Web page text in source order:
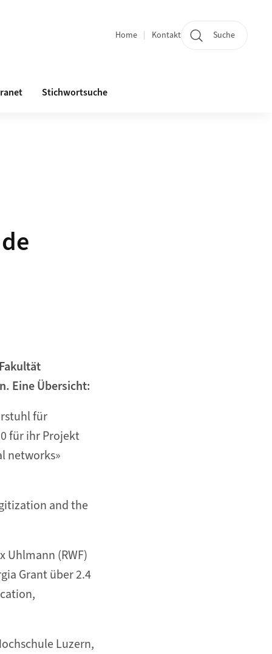
Quicklinks
Home Kontakt Suche
Stichwortsuche
Eine Übersicht:
für
für ihr Projekt
networks»
and the
Uhlmann (RWF)
Grant über 2.4
Luzern,